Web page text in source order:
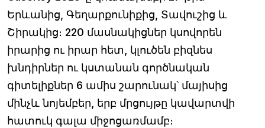
Երևանից, Գեղարքունիքից, Տավուշից և
Շիրակից։ 220 մասնակիցներ կսովորեն
իրարից ու իրար հետ, կլուծեն բիզնես
խնդիրներ ու կստանան գործնական
գիտելիքներ 6 ամիս շարունակ՝ մայիսից
մինչև նոյեմբեր, երբ մրցույթը կավարտվի
հատուկ գալա միջոցառմամբ։